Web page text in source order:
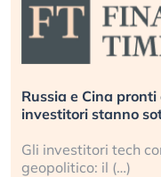
Russia e Cina
investitori stanno
Gli investitori tech
geopolitico: il (…)